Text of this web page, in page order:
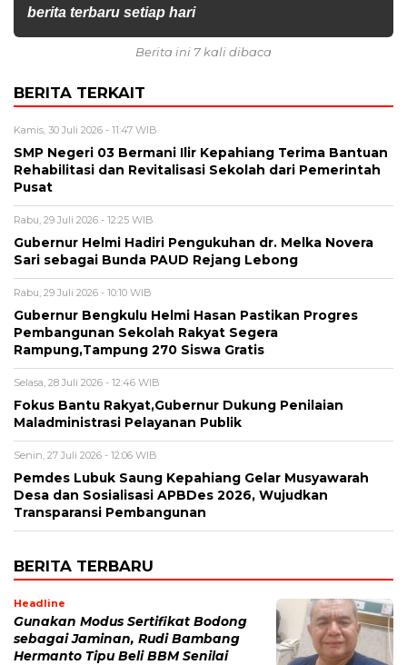
berita terbaru setiap hari
Berita ini 7 kali dibaca
BERITA TERKAIT
Kamis, 30 Juli 2026 - 11:47 WIB
SMP Negeri 03 Bermani Ilir Kepahiang Terima Bantuan
Rehabilitasi dan Revitalisasi Sekolah dari Pemerintah
Pusat
Rabu, 29 Juli 2026 - 12:25 WIB
Gubernur Helmi Hadiri Pengukuhan dr. Melka Novera
Sari sebagai Bunda PAUD Rejang Lebong
Rabu, 29 Juli 2026 - 10:10 WIB
Gubernur Bengkulu Helmi Hasan Pastikan Progres
Pembangunan Sekolah Rakyat Segera
Rampung,Tampung 270 Siswa Gratis
Selasa, 28 Juli 2026 - 12:46 WIB
Fokus Bantu Rakyat,Gubernur Dukung Penilaian
Maladministrasi Pelayanan Publik
Senin, 27 Juli 2026 - 12:06 WIB
Pemdes Lubuk Saung Kepahiang Gelar Musyawarah
Desa dan Sosialisasi APBDes 2026, Wujudkan
Transparansi Pembangunan
BERITA TERBARU
Headline
Gunakan Modus Sertifikat Bodong
sebagai Jaminan, Rudi Bambang
Hermanto Tipu Beli BBM Senilai